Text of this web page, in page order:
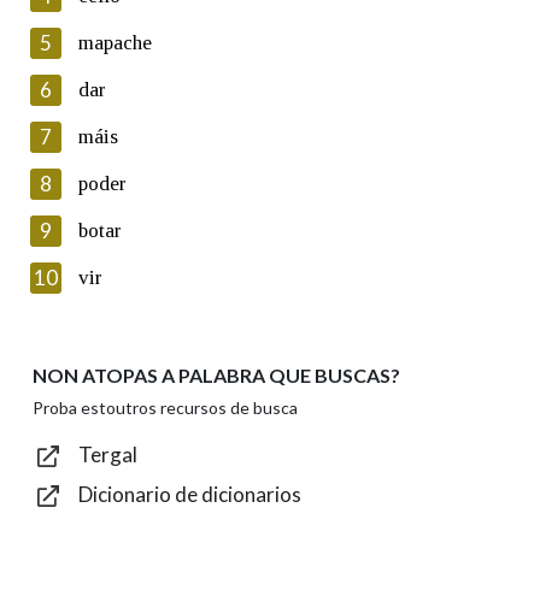
Lin e acepto as condicións da política de
Introduce o código que aparece na imaxe:
Texto de verificación
Enviar
5 mapache
6 dar
7 máis
8 poder
9 botar
10 vir
NON ATOPAS A PALABRA QUE BUSCAS?
Proba estoutros recursos de busca
Tergal
Dicionario de dicionarios